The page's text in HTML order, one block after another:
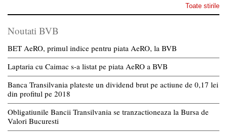
Toate stirile
Noutati BVB
BET AeRO, primul indice pentru piata AeRO, la BVB
Laptaria cu Caimac s-a listat pe piata AeRO a BVB
Banca Transilvania plateste un dividend brut pe actiune de 0,17 lei
din profitul pe 2018
Obligatiunile Bancii Transilvania se tranzactioneaza la Bursa de
Valori Bucuresti